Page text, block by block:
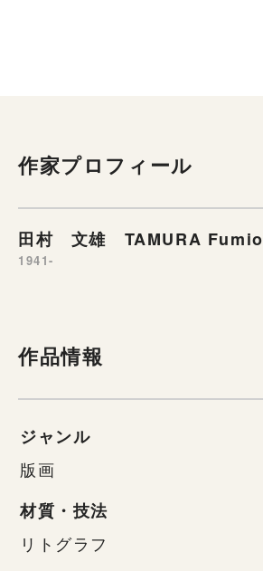
作家プロフィール
田村 文雄 TAMURA Fumio
1941-
作品情報
ジャンル
版画
材質・技法
リトグラフ